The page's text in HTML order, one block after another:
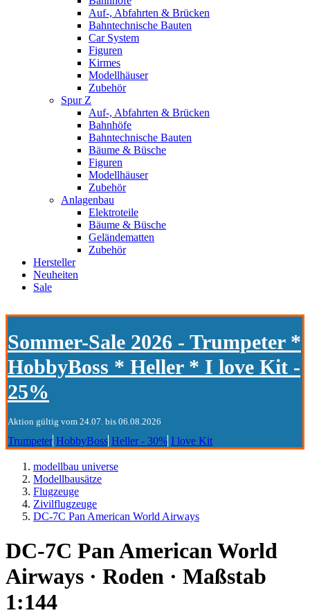
Auf-, Abfahrten & Brücken
Bahntechnische Bauten
Car System
Figuren
Kirmes
Modellhäuser
Zubehör
Spur Z
Auf-, Abfahrten & Brücken
Bahnhöfe
Bahntechnische Bauten
Bäume & Büsche
Figuren
Modellhäuser
Zubehör
Anlagenbau
Elektroteile
Bäume & Büsche
Geländematten
Zubehör
Hersteller
Neuheiten
Sale
Sommer-Sale 2026 - Trumpeter *
HobbyBoss * Heller * I love Kit -
25%
Aktion gültig vom 24.07. bis 06.08.2026
Trumpeter HobbyBoss Heller - 30% I love Kit
modellbau universe
Modellbausätze
Flugzeuge
Zivilflugzeuge
DC-7C Pan American World Airways
DC-7C Pan American World
Airways · Roden · Maßstab
1:144